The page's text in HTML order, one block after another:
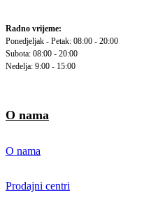
Radno vrijeme:
Ponedjeljak - Petak: 08:00 - 20:00
Subota: 08:00 - 20:00
Nedelja: 9:00 - 15:00
O nama
O nama
Prodajni centri